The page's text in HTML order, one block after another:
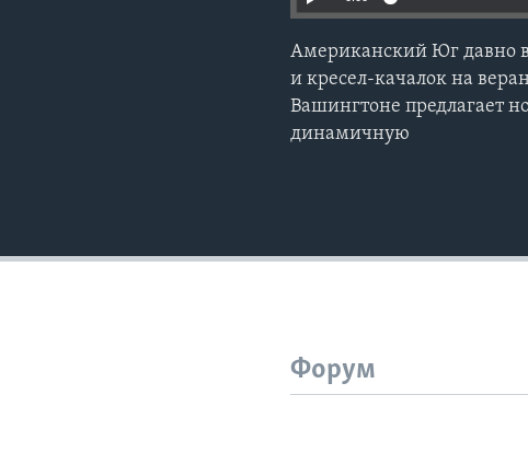
Американский Юг давно
и кресел-качалок на
Вашингтоне предлагает
динамичную
Форум